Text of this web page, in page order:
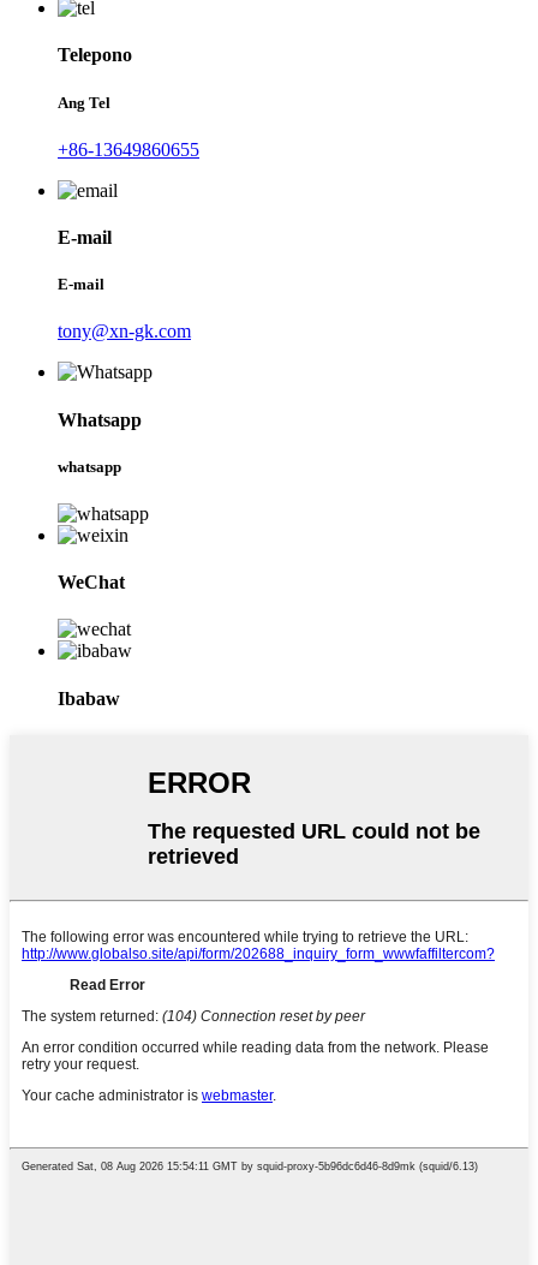
Telepono
Ang Tel
+86-13649860655
E-mail
E-mail
tony@xn-gk.com
Whatsapp
whatsapp
WeChat
Ibabaw